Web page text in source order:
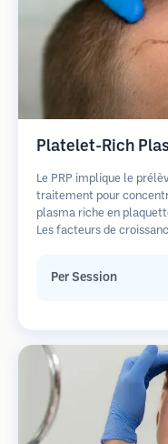
Platelet-Rich
Le PRP implique le
traitement pour
plasma riche en
Les facteurs de
Plusieurs séances sont
Per Session